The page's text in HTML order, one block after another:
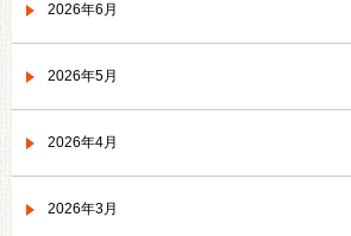
2026年6月
2026年5月
2026年4月
2026年3月